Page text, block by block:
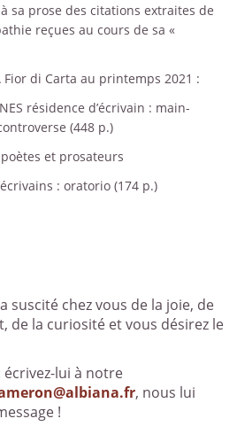
sa prose des citations extraites de
reçues au cours de sa «
di Carta au printemps 2021 :
résidence d’écrivain : main-
(448 p.)
et prosateurs
: oratorio (174 p.)
suscité chez vous de la joie, de
de la curiosité et vous désirez le
écrivez-lui à notre
, nous lui
!